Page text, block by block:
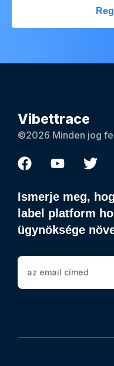
Vibettrace
©2026 Minden jog
Ismerje meg,
label platform
ügynöksége